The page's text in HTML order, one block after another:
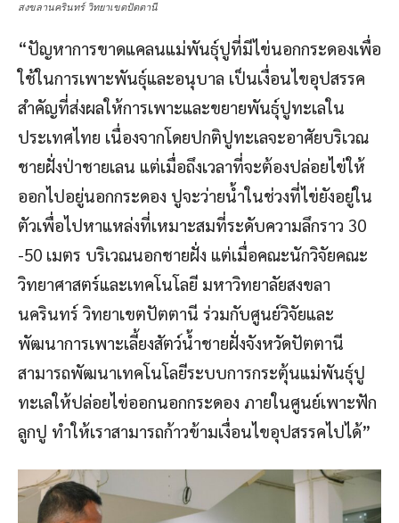
สงขลานครินทร์ วิทยาเขตปัตตานี
“ปัญหาการขาดแคลนแม่พันธุ์ปูที่มีไข่นอกกระดองเพื่อ
ใช้ในการเพาะพันธุ์และอนุบาล เป็นเงื่อนไขอุปสรรค
สำคัญที่ส่งผลให้การเพาะและขยายพันธุ์ปูทะเลใน
ประเทศไทย เนื่องจากโดยปกติปูทะเลจะอาศัยบริเวณ
ชายฝั่งป่าชายเลน แต่เมื่อถึงเวลาที่จะต้องปล่อยไข่ให้
ออกไปอยู่นอกกระดอง ปูจะว่ายน้ำในช่วงที่ไข่ยังอยู่ใน
ตัวเพื่อไปหาแหล่งที่เหมาะสมที่ระดับความลึกราว 30
-50 เมตร บริเวณนอกชายฝั่ง แต่เมื่อคณะนักวิจัยคณะ
วิทยาศาสตร์และเทคโนโลยี มหาวิทยาลัยสงขลา
นครินทร์ วิทยาเขตปัตตานี ร่วมกับศูนย์วิจัยและ
พัฒนาการเพาะเลี้ยงสัตว์น้ำชายฝั่งจังหวัดปัตตานี
สามารถพัฒนาเทคโนโลยีระบบการกระตุ้นแม่พันธุ์ปู
ทะเลให้ปล่อยไข่ออกนอกกระดอง ภายในศูนย์เพาะฟัก
ลูกปู ทำให้เราสามารถก้าวข้ามเงื่อนไขอุปสรรคไปได้”